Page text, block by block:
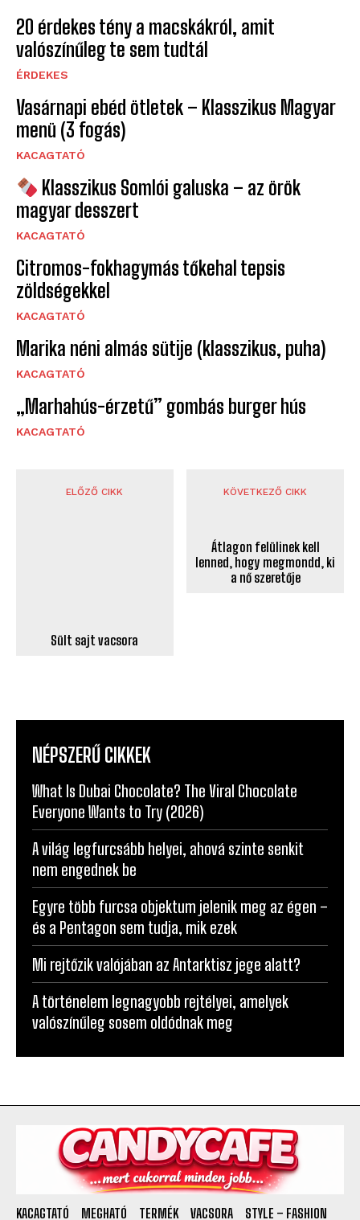
20 érdekes tény a macskákról, amit
valószínűleg te sem tudtál
ÉRDEKES
Vasárnapi ebéd ötletek – Klasszikus Magyar
menü (3 fogás)
KACAGTATÓ
Klasszikus Somlói galuska – az örök
magyar desszert
KACAGTATÓ
Citromos-fokhagymás tőkehal tepsis
zöldségekkel
KACAGTATÓ
Marika néni almás sütije (klasszikus, puha)
KACAGTATÓ
„Marhahús-érzetű” gombás burger hús
KACAGTATÓ
ELŐZŐ CIKK KÖVETKEZŐ CIKK
Átlagon felülinek kell
NÉPSZERŰ CIKKEK
What Is Dubai Chocolate? The Viral Chocolate
Everyone Wants to Try (2026)
A világ legfurcsább helyei, ahová szinte senkit
nem engednek be
Egyre több furcsa objektum jelenik meg az égen –
és a Pentagon sem tudja, mik ezek
Mi rejtőzik valójában az Antarktisz jege alatt?
A történelem legnagyobb rejtélyei, amelyek
valószínűleg sosem oldódnak meg
MEGHATÓ TERMÉK VACSORA
STYLE – FASHION
TERMÉK